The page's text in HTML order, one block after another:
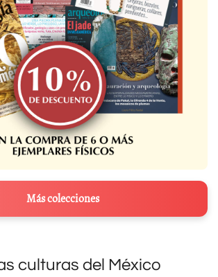
Más colecciones
culturas del México